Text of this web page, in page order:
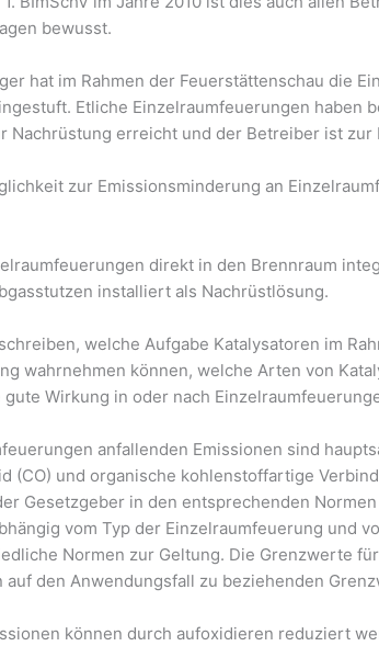
bewusst.
hat im Rahmen der Feuerstättenschau die
Etliche Einzelraumfeuerungen haben
Nachrüstung erreicht und der Betreiber ist
zur Emissionsminderung an
direkt in den Brennraum
installiert als Nachrüstlösung.
welche Aufgabe Katalysatoren im
wahrnehmen können, welche Arten von
Wirkung in oder nach
anfallenden Emissionen sind
(CO) und organische kohlenstoffartige
Gesetzgeber in den entsprechenden
vom Typ der Einzelraumfeuerung und
Normen zur Geltung. Die Grenzwerte
auf den Anwendungsfall zu beziehenden
können durch aufoxidieren reduziert